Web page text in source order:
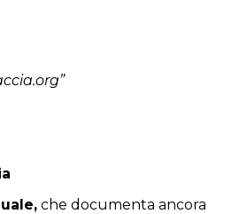
che documenta ancora